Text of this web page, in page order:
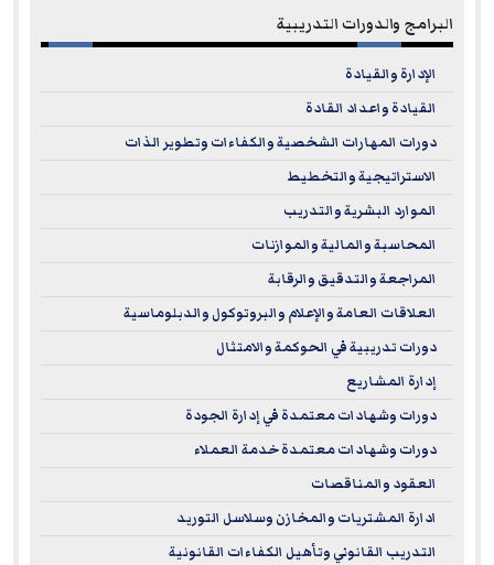
البرامج والدورات التدريبية
الإدارة والقيادة
القيادة واعداد القادة
دورات المهارات الشخصية والكفاءات وتطوير الذات
الاستراتيجية والتخطيط
الموارد البشرية والتدريب
المحاسبة والمالية والموازنات
المراجعة والتدقيق والرقابة
العلاقات العامة والإعلام والبروتوكول والدبلوماسية
دورات تدريبية في الحوكمة والامتثال
إدارة المشاريع
دورات وشهادات معتمدة في إدارة الجودة
دورات وشهادات معتمدة خدمة العملاء
العقود والمناقصات
ادارة المشتريات والمخازن وسلاسل التوريد
التدريب القانوني وتأهيل الكفاءات القانونية